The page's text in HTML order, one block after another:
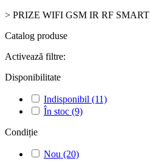
> PRIZE WIFI GSM IR RF SMART
Catalog produse
Activează filtre:
Disponibilitate
Indisponibil (11)
În stoc (9)
Condiție
Nou (20)